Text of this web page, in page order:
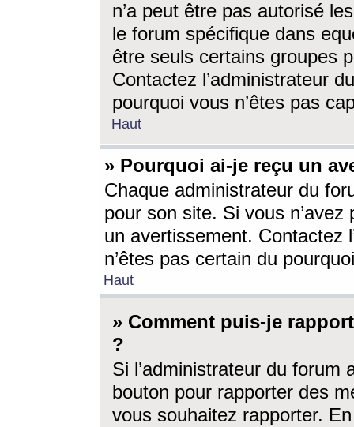
n’a peut être pas autorisé
le forum spécifique dans
être seuls certains groupes
Contactez l’administrateur
pourquoi vous n’êtes pas
Haut
» Pourquoi ai-je reçu un
Chaque administrateur du
pour son site. Si vous
un avertissement. Contactez
n’êtes pas certain du
Haut
» Comment puis-je
?
Si l’administrateur du forum
bouton pour rapporter des
vous souhaitez rapporter.